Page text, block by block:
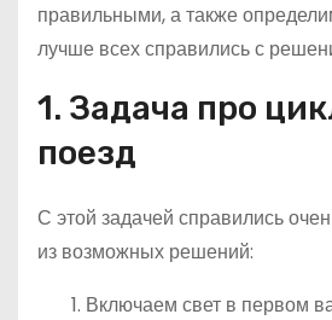
правильными, а также
лучше всех справились с
1. Задача про
поезд
С этой задачей справились
из возможных решений:
Включаем свет в первом